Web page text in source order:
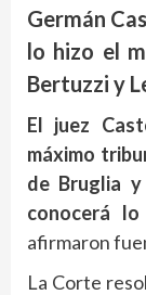
Germán
lo hizo el
Bertuzzi y
El juez
máximo
de Bruglia
conocerá
afirmaron
La Corte